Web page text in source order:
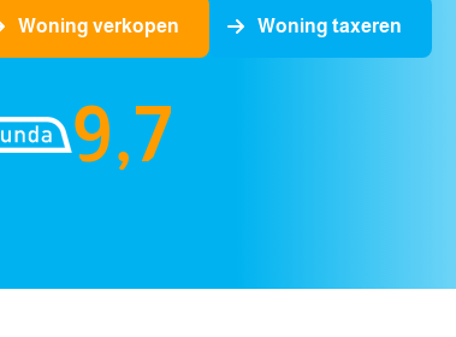
Woning verkopen Woning taxeren
9,7